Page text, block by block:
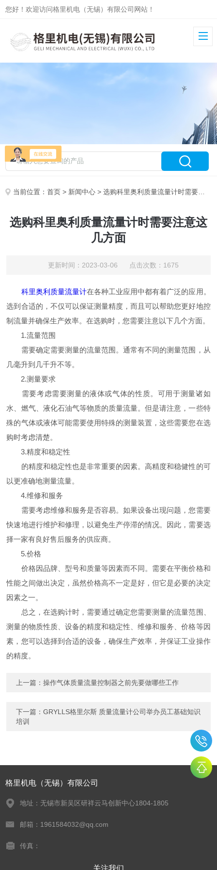
您好！欢迎访问格里机电（无锡）有限公司网站！
当前位置：首页 > 新闻中心 > 选购科里奥利质量流量计时需要注意这几方面
选购科里奥利质量流量计时需要注意这
几方面
更新时间：2023-03-06 点击次数：1675
科里奥利质量流量计在各种工业应用中都有着广泛的应用。
选到合适的，不仅可以保证测量精度，而且可以帮助您更好地控
制流量并确保生产效率。在选购时，您需要注意以下几个方面。
1.流量范围
需要确定需要测量的流量范围。通常有不同的测量范围，从
几毫升到几千升不等。
2.测量要求
需要考虑需要测量的液体或气体的性质。可用于测量诸如
水、燃气、液化石油气等物质的质量流量。但是请注意，一些特
殊的气体或液体可能需要使用特殊的测量装置，这些需要您在选
购时考虑清楚。
3.精度和稳定性
的精度和稳定性也是非常重要的因素。高精度和稳健性的可
以更准确地测量流量。
4.维修和服务
需要考虑维修和服务是否容易。如果设备出现问题，您需要
快速地进行维护和修理，以避免生产停滞的情况。因此，需要选
择一家有良好售后服务的供应商。
5.价格
价格因品牌、型号和质量等因素而不同。需要在平衡价格和
性能之间做出决定，虽然价格高不一定是好，但它是必要的决定
因素之一。
总之，在选购计时，需要通过确定您需要测量的流量范围、
测量的物质性质、设备的精度和稳定性、维修和服务、价格等因
素，您可以选择到合适的设备，确保生产效率，并保证工业操作
的精度。
上一篇：操作气体质量流量控制器之前先要做哪些工作
下一篇：GRYLLS格里尔斯 质量流量计公司举办员工基础知识
培训
格里机电（无锡）有限公司
地址：无锡市新吴区研祥云马创新中心1804-1805
邮箱：1961584032@qq.com
传真：
关注我们